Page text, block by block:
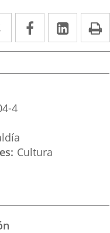
Twitter
Enlace
a
externa.
Facebook
Enlace
a
Enlace
a
4
Cultura